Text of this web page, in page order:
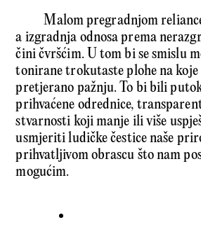
Malom pregradnjom
a izgradnja odnosa prema
čini čvršćim. U tom bi se smislu
tonirane trokutaste plohe na
pretjerano pažnju. To bi bili
prihvaćene odrednice,
stvarnosti koji manje ili više
usmjeriti ludičke čestice naše
prihvatljivom obrascu što nam
mogućim.